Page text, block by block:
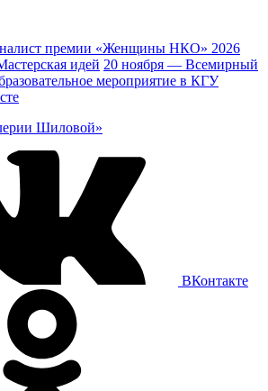
премии «Женщины НКО» 2026
идей 20 ноября — Всемирный
мероприятие в КГУ
ВКонтакте